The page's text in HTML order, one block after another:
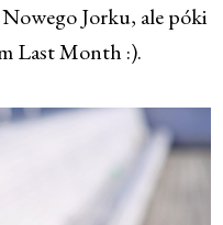
Jorku, ale póki
Last Month :).